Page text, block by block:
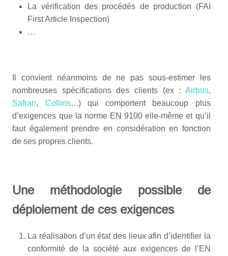
La vérification des procédés de production (FAI
First Article Inspection)
…
Il convient néanmoins de ne pas sous-estimer les
nombreuses spécifications des clients (ex : Airbus,
Safran, Collins…) qui comportent beaucoup plus
d’exigences que la norme EN 9100 elle-même et qu’il
faut également prendre en considération en fonction
de ses propres clients.
Une méthodologie possible de
déploiement de ces exigences
La réalisation d’un état des lieux afin d’identifier la
conformité de la société aux exigences de l’EN